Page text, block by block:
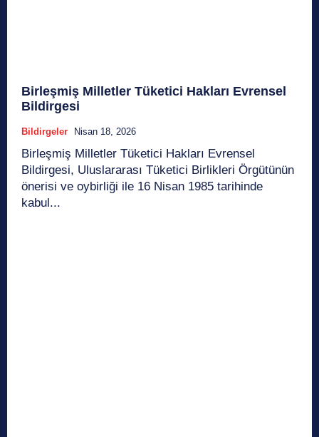
Birleşmiş Milletler Tüketici Hakları Evrensel
Bildirgesi
Bildirgeler Nisan 18, 2026
Birleşmiş Milletler Tüketici Hakları Evrensel
Bildirgesi, Uluslararası Tüketici Birlikleri Örgütünün
önerisi ve oybirliği ile 16 Nisan 1985 tarihinde
kabul...